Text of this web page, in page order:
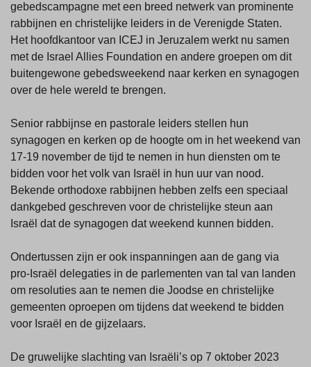
gebedscampagne met een breed netwerk van prominente
rabbijnen en christelijke leiders in de Verenigde Staten.
Het hoofdkantoor van ICEJ in Jeruzalem werkt nu samen
met de Israel Allies Foundation en andere groepen om dit
buitengewone gebedsweekend naar kerken en synagogen
over de hele wereld te brengen.
Senior rabbijnse en pastorale leiders stellen hun
synagogen en kerken op de hoogte om in het weekend van
17-19 november de tijd te nemen in hun diensten om te
bidden voor het volk van Israël in hun uur van nood.
Bekende orthodoxe rabbijnen hebben zelfs een speciaal
dankgebed geschreven voor de christelijke steun aan
Israël dat de synagogen dat weekend kunnen bidden.
Ondertussen zijn er ook inspanningen aan de gang via
pro-Israël delegaties in de parlementen van tal van landen
om resoluties aan te nemen die Joodse en christelijke
gemeenten oproepen om tijdens dat weekend te bidden
voor Israël en de gijzelaars.
De gruwelijke slachting van Israëli’s op 7 oktober 2023